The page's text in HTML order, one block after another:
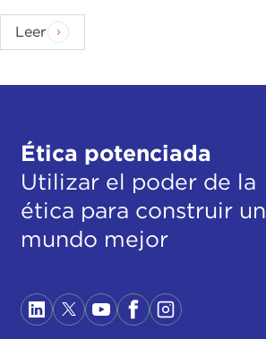
Leer
Ética potenciada
Utilizar el poder de la
ética para construir un
mundo mejor